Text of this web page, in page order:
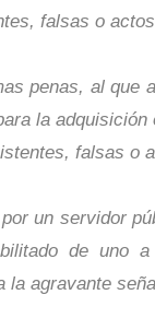
falsas o
penas, al que
la
falsas o
un servidor
de uno
agravante